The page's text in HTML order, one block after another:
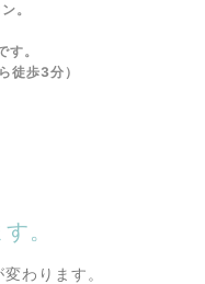
。
。
徒歩3分）
。
わります。